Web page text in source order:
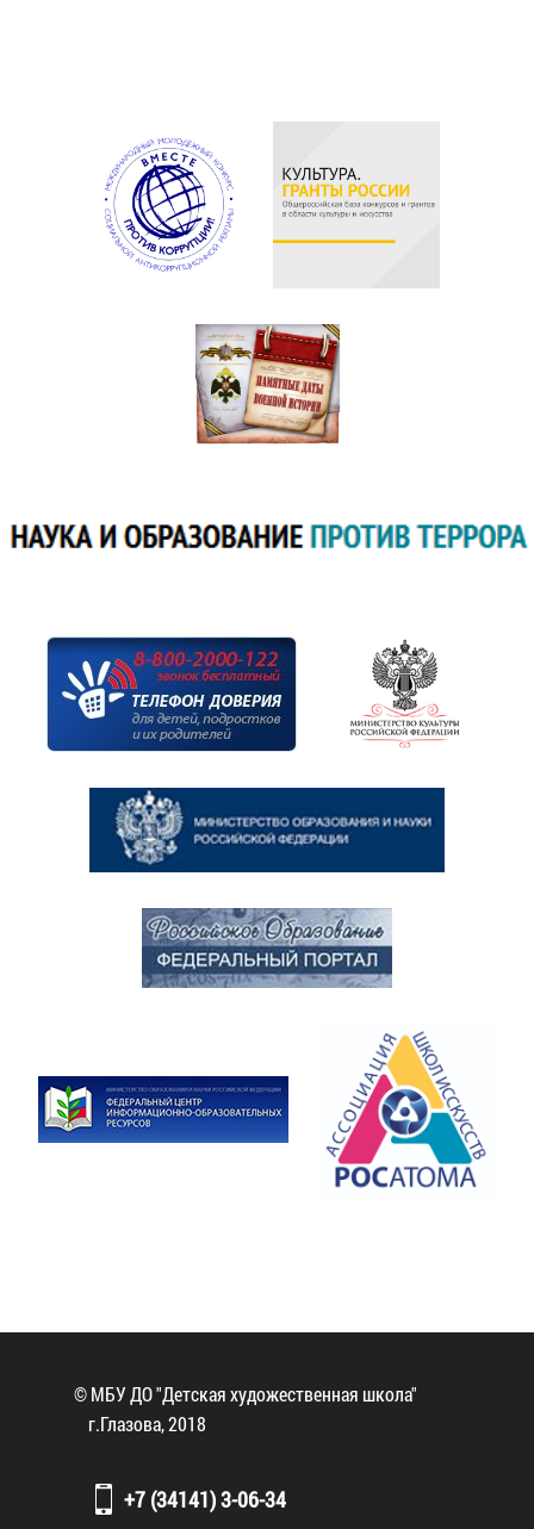
© МБУ ДО "Детская художественная школа"
г.Глазова, 2018
+7 (34141) 3-06-34